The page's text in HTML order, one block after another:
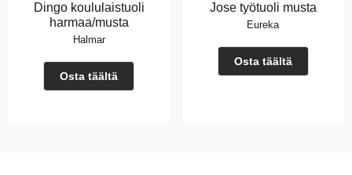
Dingo koululaistuoli
harmaa/musta
Halmar
Osta täältä
Jose työtuoli musta
Eureka
Osta täältä